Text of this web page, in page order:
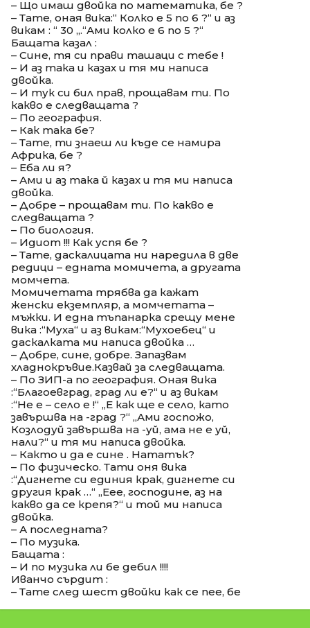
– Що имаш двойка по математика, бе ?
– Тате, оная вика:“ Колко е 5 по 6 ?“ и аз
викам : “ 30 „.“Ами колко е 6 по 5 ?“
Бащата казал :
– Сине, тя си прави ташаци с тебе !
– И аз така и казах и тя ми написа
двойка.
– И тук си бил прав, прощавам ти. По
какво е следващата ?
– По география.
– Как така бе?
– Тате, ти знаеш ли къде се намира
Африка, бе ?
– Еба ли я?
– Ами и аз така й казах и тя ми написа
двойка.
– Добре – прощавам ти. По какво е
следващата ?
– По биология.
– Идиот !!! Как успя бе ?
– Тате, даскалицата ни наредила в две
редици – едната момичета, а другата
момчета.
Момичетата трябва да кажат
женски екземпляр, а момчетата –
мъжки. И една тъпанарка срещу мене
вика :“Муха“ и аз викам:“Мухоебец“ и
даскалката ми написа двойка …
– Добре, сине, добре. Запазвам
хладнокръвие.Казвай за следващата.
– По ЗИП-а по география. Оная вика
:“Благоевград, град ли е?“ и аз викам
:“Не е – село е !“ „Е как ще е село, като
завършва на -град ?“ „Ами госпожо,
Козлодуй завършва на -уй, ама не е уй,
нали?“ и тя ми написа двойка.
– Както и да е сине . Нататък?
– По физическо. Тати оня вика
:“Дигнете си единия крак, дигнете си
другия крак …“ „Еее, господине, аз на
какво да се крепя?“ и той ми написа
двойка.
– А последната?
– По музика.
Бащата :
– И по музика ли бе дебил !!!!
Иванчо сърдит :
– Тате след шест двойки как се пее, бе